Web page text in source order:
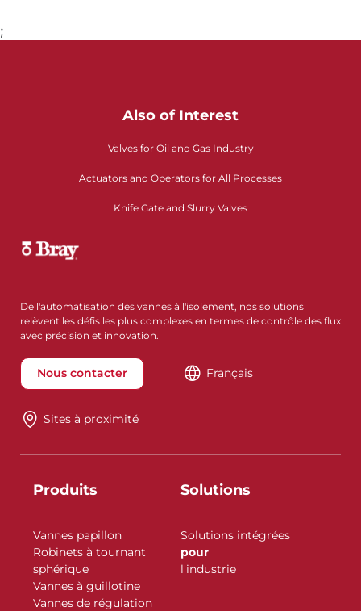
;
Also of Interest
Valves for Oil and Gas Industry
Actuators and Operators for All Processes
Knife Gate and Slurry Valves
De l'automatisation des vannes à l'isolement, nos solutions
relèvent les défis les plus complexes en termes de contrôle des flux
avec précision et innovation.
Nous contacter Français
Sites à proximité
Produits
Vannes papillon
Robinets à tournant
sphérique
Vannes à guillotine
Vannes de régulation
Solutions
Solutions intégrées
pour
l'industrie